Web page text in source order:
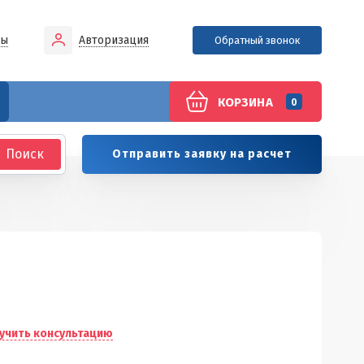
Авторизация Обратный звонок
КОРЗИНА 0
Отправить заявку на расчет
консультацию